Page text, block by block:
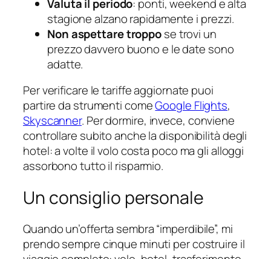
Valuta il periodo: ponti, weekend e alta
stagione alzano rapidamente i prezzi.
Non aspettare troppose trovi un
prezzo davvero buono e le date sono
adatte.
Per verificare le tariffe aggiornate puoi
partire da strumenti comeGoogle Flights,
Skyscanner. Per dormire, invece, conviene
controllare subito anche la disponibilità degli
hotel: a volte il volo costa poco ma gli alloggi
assorbono tutto il risparmio.
Un consiglio personale
Quando un’offerta sembra “imperdibile”, mi
prendo sempre cinque minuti per costruire il